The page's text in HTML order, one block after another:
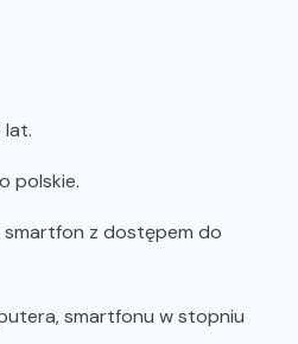
lat.
polskie.
smartfon z dostępem do
smartfonu w stopniu